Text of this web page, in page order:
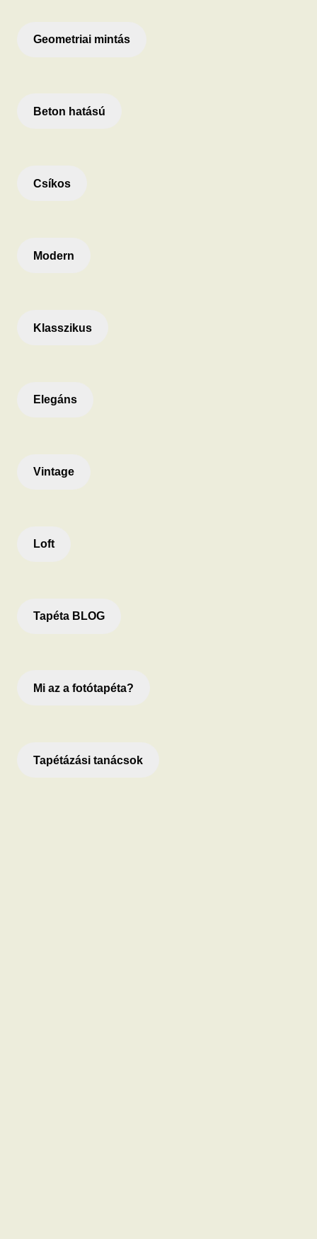
Geometriai mintás
Beton hatású
Csíkos
Modern
Klasszikus
Elegáns
Vintage
Loft
Tapéta BLOG
Mi az a fotótapéta?
Tapétázási tanácsok